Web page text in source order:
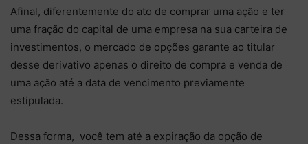
Afinal, diferentemente do ato de comprar uma ação e ter
uma fração do capital de uma empresa na sua carteira de
investimentos, o mercado de opções garante ao titular
desse derivativo apenas o direito de compra e venda de
uma ação até a data de vencimento previamente
estipulada.
Dessa forma, você tem até a expiração da opção de